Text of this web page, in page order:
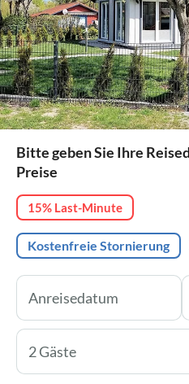
Bitte geben Sie Ihre
Preise
15% Last-Minute
Kostenfreie Stornierung
2 Gäste